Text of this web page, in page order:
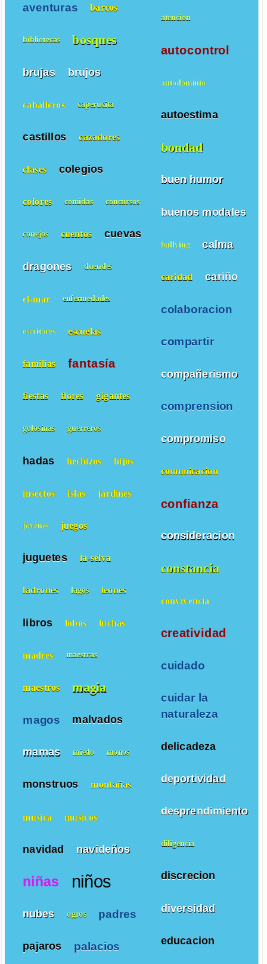
atencion
autocontrol
autodominio
autoestima
bondad
buen humor
buenos modales
bullying calma
caridad cariño
colaboracion
compartir
compañerismo
comprension
compromiso
comunicacion
confianza
consideracion
constancia
convivencia
creatividad
cuidado
cuidar la
naturaleza
delicadeza
deportividad
desprendimiento
diligencia
discrecion
diversidad
educacion
aventuras barcos
bibliotecas bosques
brujas brujos
caballeros caperucita
castillos cazadores
clases colegios
colores comidas concursos
conejos cuentos cuevas
dragones duendes
el-mar enfermedades
escritores escuelas
familias fantasía
fiestas flores gigantes
golosinas guerreros
hadas hechizos hijos
insectos islas jardines
jovenes juegos
juguetes la-selva
ladrones lagos leones
libros lobos luchas
madres maestras
maestros magia
magos malvados
mamas miedo monos
monstruos montañas
musica musicos
navidad navideños
niñas niños
nubes ogros padres
pajaros palacios